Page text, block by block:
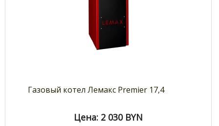
Газовый котел Лемакс Premier 17,4
Цена: 2 030 BYN